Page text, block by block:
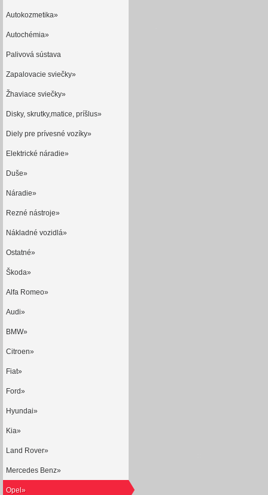
Autokozmetika»
Autochémia»
Palivová sústava
Zapalovacie sviečky»
Žhaviace sviečky»
Disky, skrutky,matice, príšlus»
Diely pre prívesné vozíky»
Elektrické náradie»
Duše»
Náradie»
Rezné nástroje»
Nákladné vozidlá»
Ostatné»
Škoda»
Alfa Romeo»
Audi»
BMW»
Citroen»
Fiat»
Ford»
Hyundai»
Kia»
Land Rover»
Mercedes Benz»
Opel»